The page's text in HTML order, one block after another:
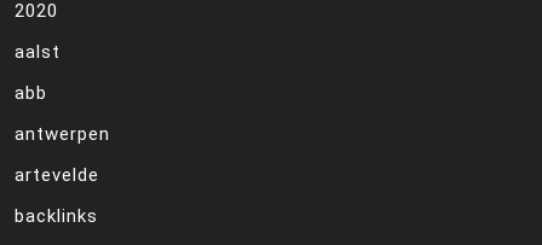
2020
aalst
abb
antwerpen
artevelde
backlinks